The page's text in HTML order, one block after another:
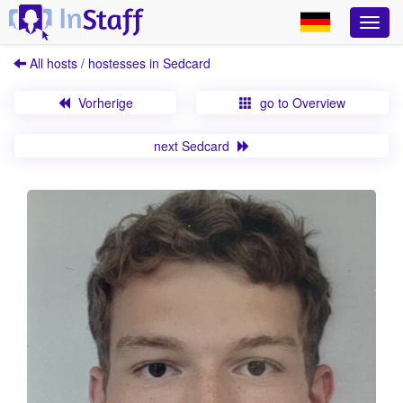
All hosts / hostesses in Sedcard
Vorherige go to Overview
next Sedcard